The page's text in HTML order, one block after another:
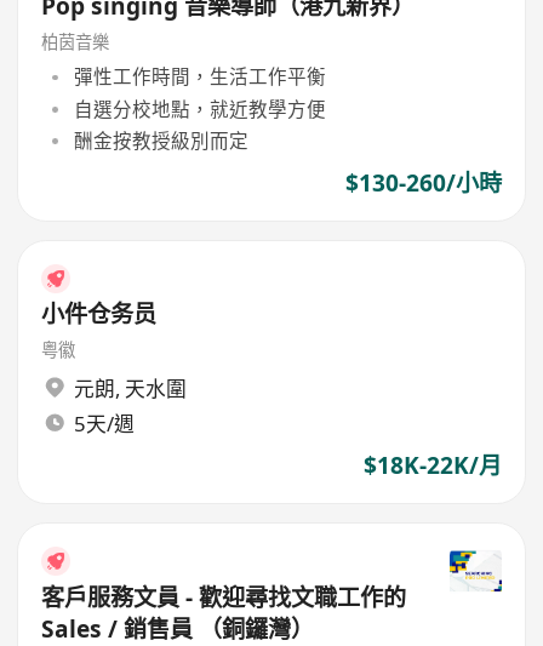
柏茵音樂
彈性工作時間，生活工作平衡
自選分校地點，就近教學方便
酬金按教授級別而定
$130-260/小時
小件仓务员
粤徽
元朗, 天水圍
5天/週
$18K-22K/月
客戶服務文員 - 歡迎尋找文職工作的
Sales / 銷售員 （銅鑼灣）